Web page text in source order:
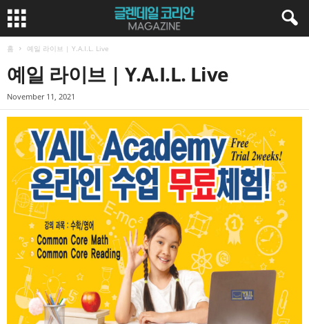
홈 예일 라이브 | Y.A.I.L. Live
예일 라이브 | Y.A.I.L. Live
November 11, 2021